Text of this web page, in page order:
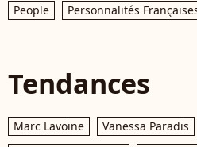
People Personnalités
Tendances
Marc Lavoine Vanessa Paradis